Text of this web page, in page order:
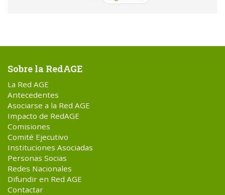
Sobre la RedAGE
La Red AGE
Antecedentes
Asociarse a la Red AGE
Impacto de RedAGE
Comisiones
Comité Ejecutivo
Instituciones Asociadas
Personas Socias
Redes Nacionales
Difundir en Red AGE
Contactar